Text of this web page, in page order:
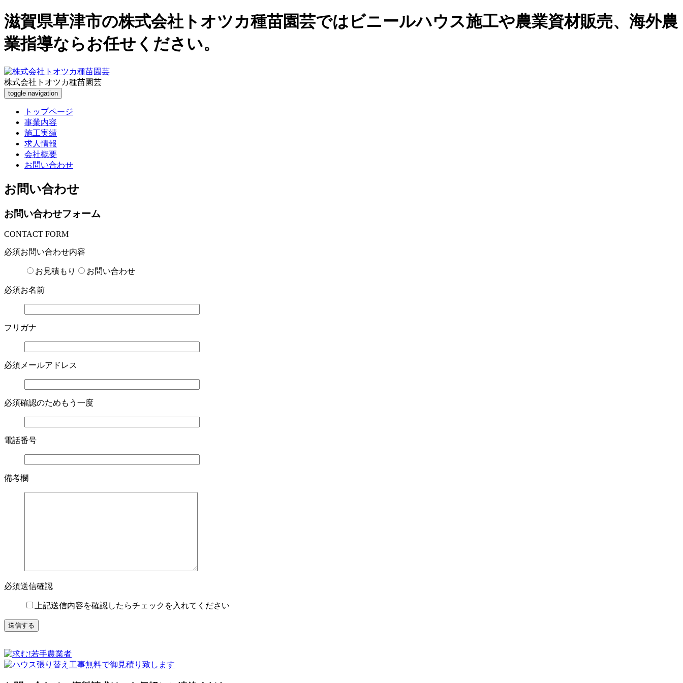
滋賀県草津市の株式会社トオツカ種苗園芸ではビニールハウス施工や農業資材販売、海外農
業指導ならお任せください。
株式会社トオツカ種苗園芸
toggle navigation
トップページ
事業内容
施工実績
求人情報
会社概要
お問い合わせ
お問い合わせ
お問い合わせフォーム
CONTACT FORM
必須お問い合わせ内容
お見積もり お問い合わせ
必須お名前
フリガナ
必須メールアドレス
必須確認のためもう一度
電話番号
備考欄
必須送信確認
上記送信内容を確認したらチェックを入れてください